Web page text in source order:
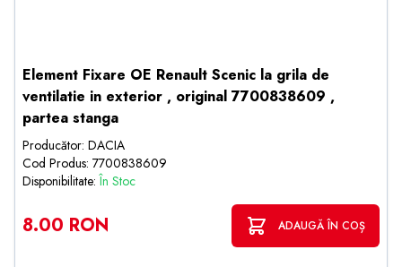
Element Fixare OE Renault Scenic la grila de
ventilatie in exterior , original 7700838609 ,
partea stanga
Producător: DACIA
Cod Produs: 7700838609
Disponibilitate:În Stoc
8.00 RON ADAUGĂ ÎN COȘ